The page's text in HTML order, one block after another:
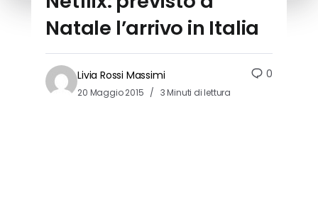
Natale l’arrivo in Italia
Livia Rossi Massimi
20 Maggio 2015 3 Minuti di lettura
0